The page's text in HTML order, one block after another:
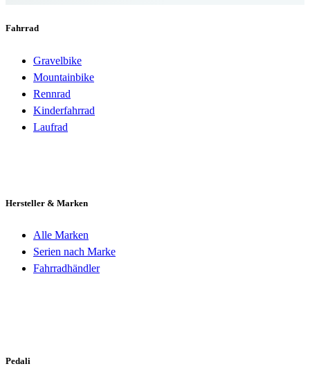
Fahrrad
Gravelbike
Mountainbike
Rennrad
Kinderfahrrad
Laufrad
Hersteller & Marken
Alle Marken
Serien nach Marke
Fahrradhändler
Pedali